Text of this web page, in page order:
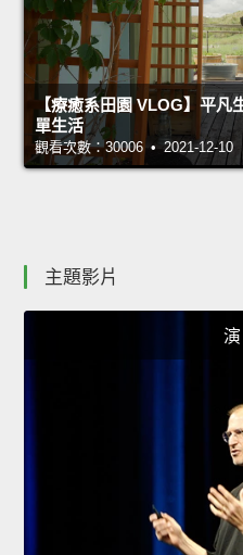
【療癒系田園 VLOG】平
單生活
觀看次數：30006 • 2021-12-10
主題影片